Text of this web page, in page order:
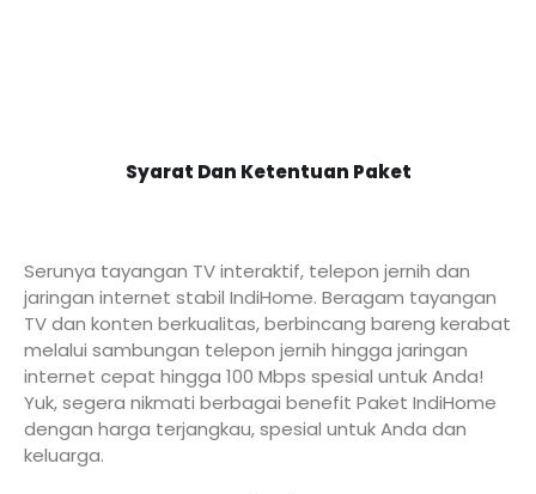
Syarat Dan Ketentuan Paket
Serunya tayangan TV interaktif, telepon jernih dan
jaringan internet stabil IndiHome. Beragam tayangan
TV dan konten berkualitas, berbincang bareng kerabat
melalui sambungan telepon jernih hingga jaringan
internet cepat hingga 100 Mbps spesial untuk Anda!
Yuk, segera nikmati berbagai benefit Paket IndiHome
dengan harga terjangkau, spesial untuk Anda dan
keluarga.